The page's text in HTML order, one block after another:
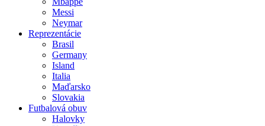
Messi
Neymar
Reprezentácie
Brasil
Germany
Island
Italia
Maďarsko
Slovakia
Futbalová obuv
Halovky